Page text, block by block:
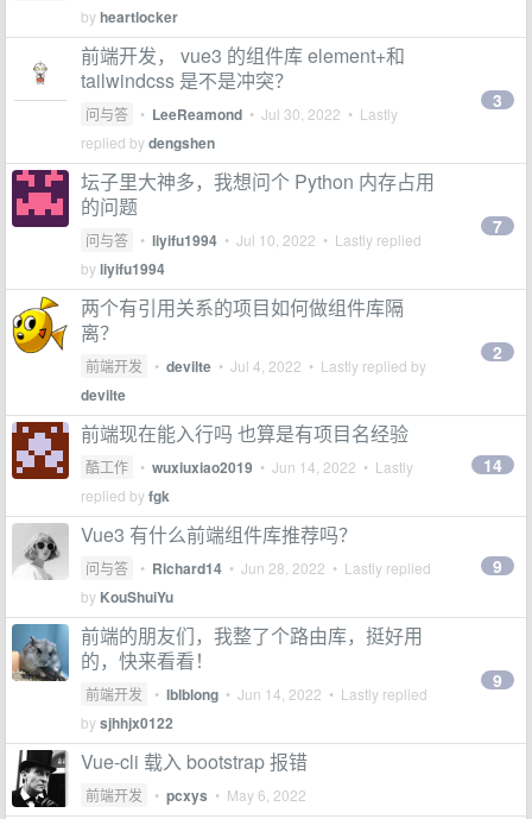
byheartlocker
前端开发， vue3 的组件库 element+和
tailwindcss 是不是冲突？
问与答 • LeeReamond • Jul 30, 2022 • Lastly
replied bydengshen
3
坛子里大神多，我想问个 Python 内存占用
的问题
问与答 • liyifu1994 • Jul 10, 2022 • Lastly replied
byliyifu1994
7
两个有引用关系的项目如何做组件库隔
离？
前端开发 • devilte • Jul 4, 2022 • Lastly replied by
devilte
2
前端现在能入行吗 也算是有项目名经验
酷工作 • wuxiuxiao2019 • Jun 14, 2022 • Lastly
replied byfgk
14
Vue3 有什么前端组件库推荐吗？
问与答 • Richard14 • Jun 28, 2022 • Lastly replied
by KouShuiYu
9
前端的朋友们，我整了个路由库，挺好用
的，快来看看！
前端开发 • lblblong • Jun 14, 2022 • Lastly replied
bysjhhjx0122
9
Vue-cli 载入 bootstrap 报错
前端开发 • pcxys • May 6, 2022